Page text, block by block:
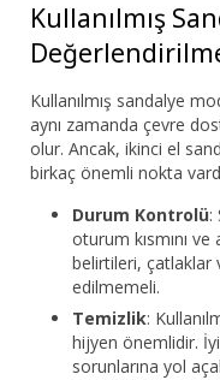
Kullanılmış
Kullanılmış sandalye
aynı zamanda çevre
olur. Ancak, ikinci el
birkaç önemli nokta
Durum Kontrolü:
oturum kısmını ve
belirtileri, çatlaklar
edilmemeli.
Temizlik:
hijyen önemlidir.
sorunlarına yol